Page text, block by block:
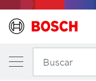
Buscar